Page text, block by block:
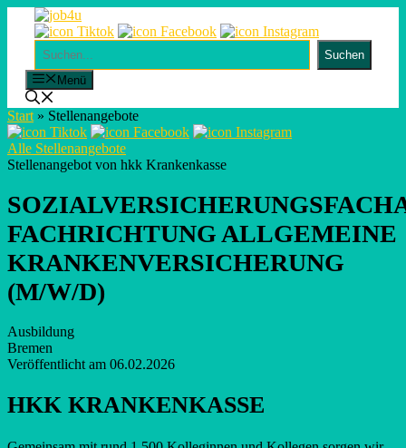
contentSuchen
Suchen
Menü
Start » Stellenangebote
Alle Stellenangebote
Stellenangebot von hkk Krankenkasse
FACHRICHTUNG ALLGEMEINE
KRANKENVERSICHERUNG
(M/W/D)
Ausbildung
Bremen
Veröffentlicht am 06.02.2026
HKK KRANKENKASSE